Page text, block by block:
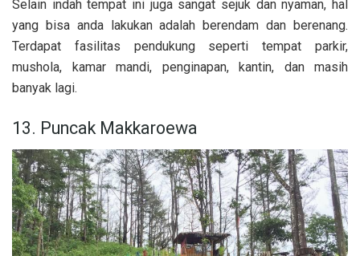
Selain indah tempat ini juga sangat sejuk dan nyaman, hal
yang bisa anda lakukan adalah berendam dan berenang.
Terdapat fasilitas pendukung seperti tempat parkir,
mushola, kamar mandi, penginapan, kantin, dan masih
banyak lagi.
13. Puncak Makkaroewa